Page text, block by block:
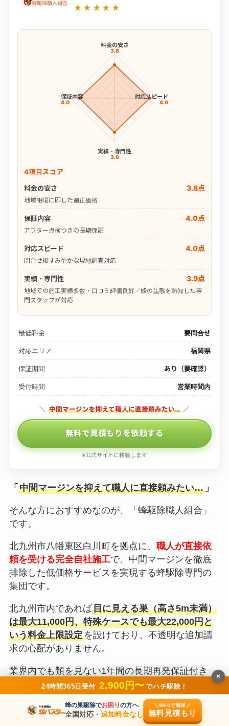
★★★★★
料金の安さ
3.8
対応スピード
4.0
実績・専門性
3.9
保証内容
4.0
4項目スコア
料金の安さ
3.8点
地域相場に即した適正価格
保証内容 4.0点
アフター点検つきの長期保証
対応スピード 4.0点
問合せ後すみやかな現地調査対応
実績・専門性 3.9点
地域での施工実績多数・口コミ評価良好／蜂の生態を熟知した専
門スタッフが対応
最低料金 要問合せ
対応エリア 福岡県
保証期間 あり（要確認）
受付時間 営業時間内
＼ 中間マージンを抑えて職人に直接頼みたい… ／
無料で見積もりを依頼する
※公式サイトに移動します
「 中間マージンを抑えて職人に直接頼みたい…」
そんな方におすすめなのが、「蜂駆除職人組合」
です。
北九州市八幡東区白川町を拠点に、 職人が直接依
頼を受ける完全自社施工で、中間マージンを徹底
排除した低価格サービスを実現する蜂駆除専門の
集団です。
北九州市内であれば目に見える巣（高さ5m未満）
は最大11,000円、特殊ケースでも最大22,000円と
いう料金上限設定を設けており、不透明な追加請
求の心配がありません。
業界内でも類を見ない1年間の長期再発保証付き
で、翌春の初期営巣リスクまでカバー。福岡県
（北九州市・中間市・直方市・遠賀郡など）およ
び山口県の一部に対応しています。
24時間365日受付 2,900円〜 でハチ駆除！
蜂の巣駆除でお困りの方へ
全国対応・追加料金なし
＼Webで簡単／
無料見積もり
×